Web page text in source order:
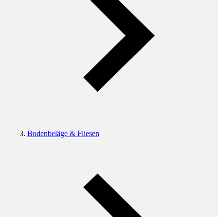
Bodenbeläge & Fliesen